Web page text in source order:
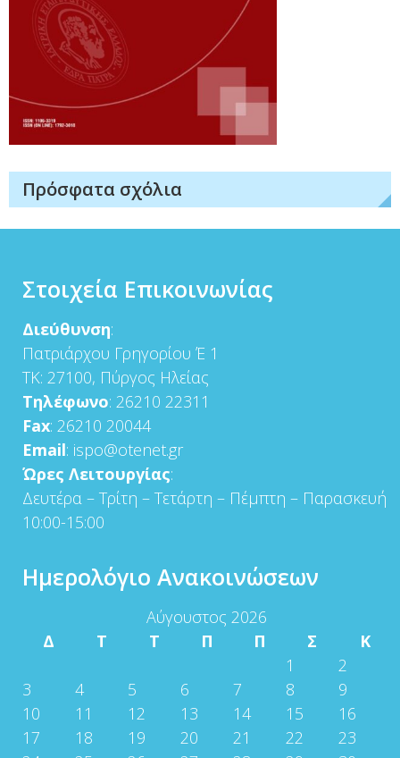
Πρόσφατα σχόλια
Στοιχεία Επικοινωνίας
Διεύθυνση:
Πατριάρχου Γρηγορίου Έ 1
ΤΚ: 27100, Πύργος Ηλείας
Τηλέφωνο: 26210 22311
Fax: 26210 20044
Email: ispo@otenet.gr
Ώρες Λειτουργίας:
Δευτέρα – Τρίτη – Τετάρτη – Πέμπτη – Παρασκευή
10:00-15:00
Ημερολόγιο Ανακοινώσεων
Αύγουστος 2026
Δ
Τ Τ Π Π Σ
Κ
1
2
3
4 5 6 7 8
9
10
11 12 13 14 15
16
17
18 19 20 21 22
23